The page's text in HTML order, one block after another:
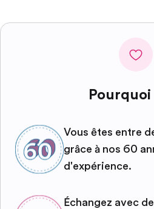
Pourquoi
Vous êtes entre
grâce à nos 60
d'expérience.
Échangez avec